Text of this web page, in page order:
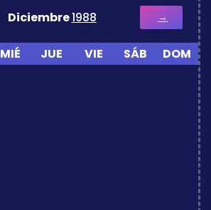
Diciembre1988 →
MIÉ JUE VIE SÁB DOM